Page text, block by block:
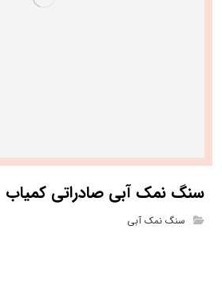
سنگ نمک آبی صادراتی کمیاب
سنگ نمک آبی